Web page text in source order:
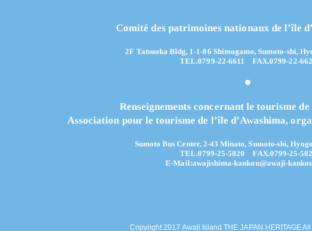
Comité des patrimoines nationaux de l’île
2F Tatsuoka Bldg, 1-1-86 Shimogamo, Sumoto-shi,
TEL.0799-22-6611 FAX.0799-22-
Renseignements concernant le tourisme
Association pour le tourisme de l’île d’Awashima,
Sumoto Bus Center, 2-43 Minato, Sumoto-shi,
TEL.0799-25-5820 FAX.0799-25-
E-Mail:awajishima-kankou@awaji-
Copyright 2017 Awaji Island THE JAPAN HERITAGE